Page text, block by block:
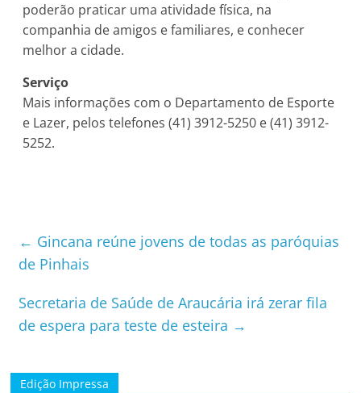
poderão praticar uma atividade física, na
companhia de amigos e familiares, e conhecer
melhor a cidade.
Serviço
Mais informações com o Departamento de Esporte
e Lazer, pelos telefones (41) 3912-5250 e (41) 3912-
5252.
← Gincana reúne jovens de todas as paróquias
de Pinhais
Secretaria de Saúde de Araucária irá zerar fila
de espera para teste de esteira →
Edição Impressa